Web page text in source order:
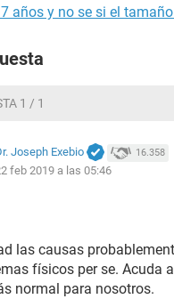
años y no se si el
1 / 1
Joseph Exebio 16.358
feb 2019 a las 05:46
las causas
físicos per se. Acuda
normal para nosotros.